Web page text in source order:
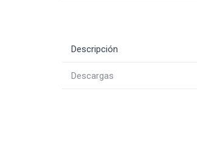
Descripción
Descargas